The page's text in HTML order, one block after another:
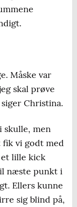
Måske var
skal prøve
Christina.
skulle, men
fik vi godt med
et lille kick
næste punkt i
Ellers kunne
sig blind på,